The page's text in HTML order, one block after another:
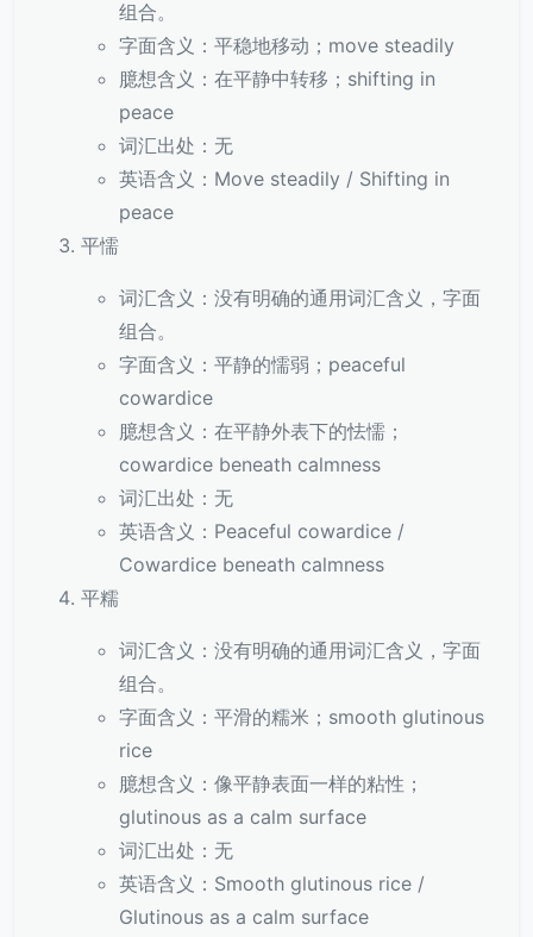
组合。
字面含义：平稳地移动；move steadily
臆想含义：在平静中转移；shifting in
peace
词汇出处：无
英语含义：Move steadily / Shifting in
peace
平懦
词汇含义：没有明确的通用词汇含义，字面
组合。
字面含义：平静的懦弱；peaceful
cowardice
臆想含义：在平静外表下的怯懦；
cowardice beneath calmness
词汇出处：无
英语含义：Peaceful cowardice /
Cowardice beneath calmness
平糯
词汇含义：没有明确的通用词汇含义，字面
组合。
字面含义：平滑的糯米；smooth glutinous
rice
臆想含义：像平静表面一样的粘性；
glutinous as a calm surface
词汇出处：无
英语含义：Smooth glutinous rice /
Glutinous as a calm surface